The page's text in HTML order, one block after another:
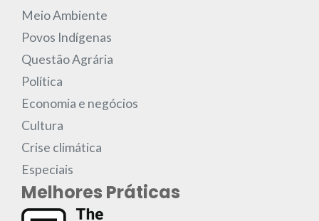
Meio Ambiente
Povos Indígenas
Questão Agrária
Política
Economia e negócios
Cultura
Crise climática
Especiais
Melhores Práticas